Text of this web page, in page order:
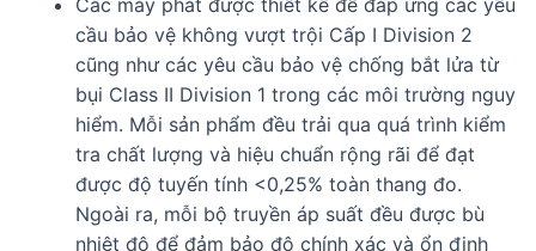
cầu bảo vệ không vượt trội Cấp I Division 2
cũng như các yêu cầu bảo vệ chống bắt lửa từ
bụi Class II Division 1 trong các môi trường nguy
hiểm. Mỗi sản phẩm đều trải qua quá trình kiểm
tra chất lượng và hiệu chuẩn rộng rãi để đạt
được độ tuyến tính <0,25% toàn thang đo.
Ngoài ra, mỗi bộ truyền áp suất đều được bù
nhiệt độ để đảm bảo độ chính xác và ổn định